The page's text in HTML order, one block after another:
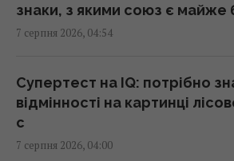
У чому полягає користь
для серця, мозку та зміцнення
В Генштабі ЗСУ повідомили,
країни НАТО виділять Україні
допомоги
знаки, з якими союз є майже
7 серпня 2026, 04:54
Супертест на IQ: потрібно
відмінності на картинці
с
7 серпня 2026, 04:00